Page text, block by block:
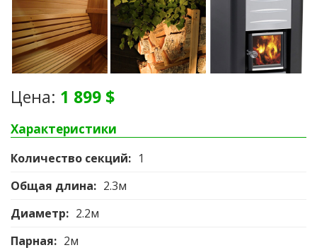
Цена: 1 899 $
Характеристики
Количество секций: 1
Общая длина: 2.3м
Диаметр: 2.2м
Парная: 2м